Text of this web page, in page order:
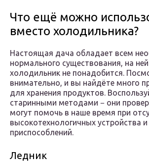
Что ещё можно
вместо холодильника?
Настоящая дача обладает всем
нормального существования, на
холодильник не понадобится.
внимательно, и вы найдёте много
для хранения продуктов.
старинными методами − они
могут помочь в наше время при
высокотехнологичных устройства и
приспособлений.
Ледник